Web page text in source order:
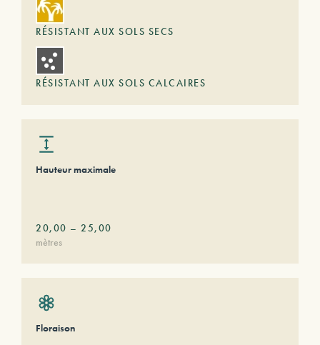
RÉSISTANT AUX SOLS SECS
RÉSISTANT AUX SOLS CALCAIRES
Hauteur maximale
20,00 – 25,00
mètres
Floraison